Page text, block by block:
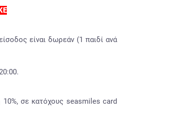
είναι δωρεάν (1 παιδί ανά
σε κατόχους seasmiles card